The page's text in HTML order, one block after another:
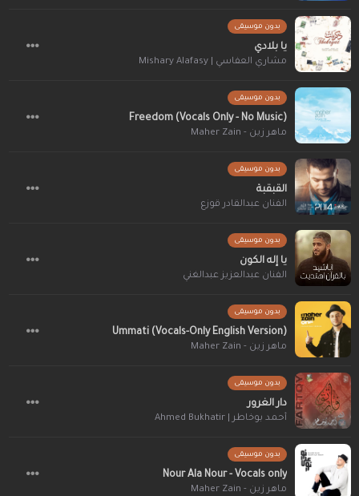
بدون موسيقى
يا بلادي
مشاري العفاسي | Mishary Alafasy
بدون موسيقى
Freedom (Vocals Only - No Music)
ماهر زين - Maher Zain
بدون موسيقى
القبقبة
الفنان عبدالقادر قوزع
بدون موسيقى
يا إله الكون
الفنان عبدالعزيز عبدالغني
بدون موسيقى
Ummati (Vocals-Only English Version)
ماهر زين - Maher Zain
بدون موسيقى
دار الغرور
أحمد بوخاطر | Ahmed Bukhatir
بدون موسيقى
Nour Ala Nour - Vocals only
ماهر زين - Maher Zain